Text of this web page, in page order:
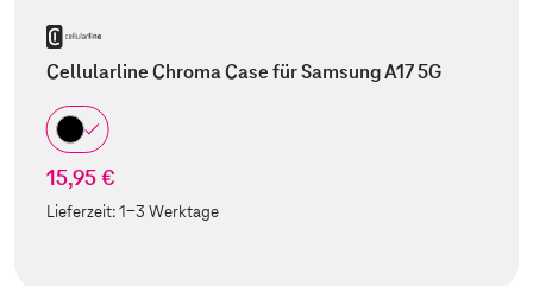
Cellularline Chroma Case für Samsung A17 5G
15,95 €
Lieferzeit:1-3 Werktage